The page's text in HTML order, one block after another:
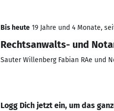
Bis heute 19 Jahre und 4 Monate,
Rechtsanwalts- und
Sauter Willenberg Fabian RAe und
Logg Dich jetzt ein, um das